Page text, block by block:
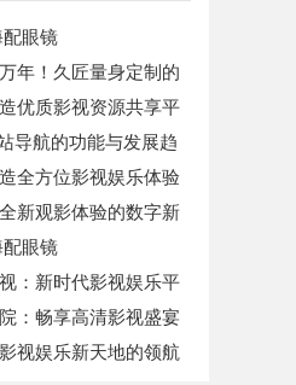
眼镜
年！久匠量身定制的
的点睛之笔！淡颜系
优质影视资源共享平
导航的功能与发展趋
全方位影视娱乐体验
新观影体验的数字新
眼镜
：新时代影视娱乐平
：畅享高清影视盛宴
视娱乐新天地的领航